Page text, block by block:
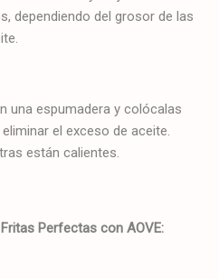
dependiendo del grosor de las
una espumadera y colócalas
el exceso de aceite.
están calientes.
Perfectas con AOVE: